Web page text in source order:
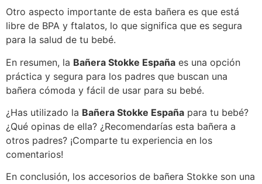
Otro aspecto importante de esta bañera es que está
libre de BPA y ftalatos, lo que significa que es segura
para la salud de tu bebé.
En resumen, la Bañera Stokke España es una opción
práctica y segura para los padres que buscan una
bañera cómoda y fácil de usar para su bebé.
¿Has utilizado la Bañera Stokke España para tu bebé?
¿Qué opinas de ella? ¿Recomendarías esta bañera a
otros padres? ¡Comparte tu experiencia en los
comentarios!
En conclusión, los accesorios de bañera Stokke son una